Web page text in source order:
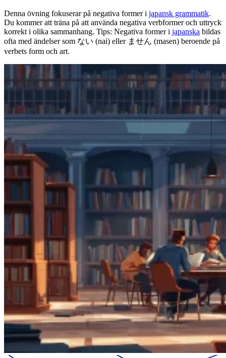
Denna övning fokuserar på negativa former i japansk grammatik.
Du kommer att träna på att använda negativa verbformer och uttryck
korrekt i olika sammanhang. Tips: Negativa former i japanska bildas
ofta med ändelser som ない (nai) eller ません (masen) beroende på
verbets form och art.